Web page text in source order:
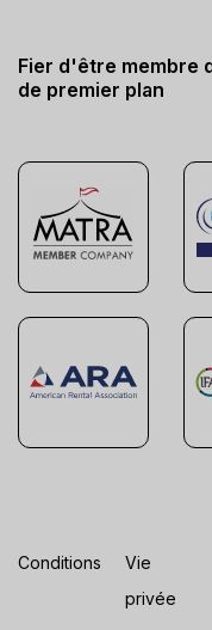
Fier d'être membre
de premier plan
Conditions
Vie
privée